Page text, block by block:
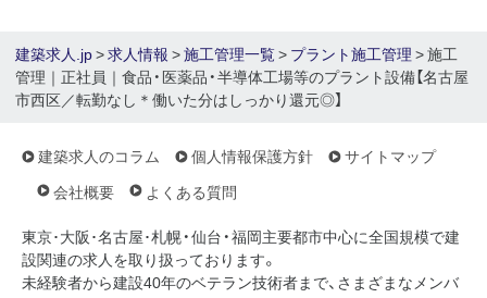
建築求人.jp>求人情報 >施工管理一覧> プラント施工管理 > 施工
管理｜正社員｜食品・医薬品・半導体工場等のプラント設備【名古屋
市西区／転勤なし＊働いた分はしっかり還元◎】
建築求人のコラム 個人情報保護方針
サイトマップ
会社概要
よくある質問
東京･大阪･名古屋･札幌・仙台・福岡主要都市中心に全国規模で建
設関連の求人を取り扱っております。
未経験者から建設40年のベテラン技術者まで、さまざまなメンバ